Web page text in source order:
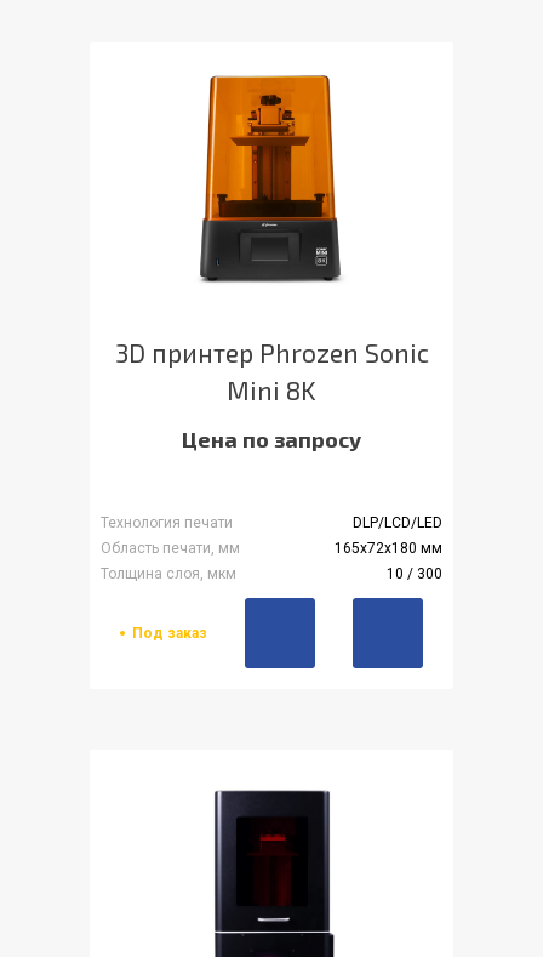
3D принтер Phrozen Sonic
Mini 8K
Цена по запросу
Технология печати
DLP/LCD/LED
Область печати, мм
165х72х180 мм
Толщина слоя, мкм
10 / 300
Под заказ